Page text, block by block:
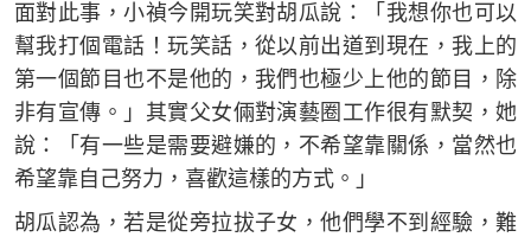
面對此事，小禎今開玩笑對胡瓜說：「我想你也可以
幫我打個電話！玩笑話，從以前出道到現在，我上的
第一個節目也不是他的，我們也極少上他的節目，除
非有宣傳。」其實父女倆對演藝圈工作很有默契，她
說：「有一些是需要避嫌的，不希望靠關係，當然也
希望靠自己努力，喜歡這樣的方式。」
胡瓜認為，若是從旁拉拔子女，他們學不到經驗，難